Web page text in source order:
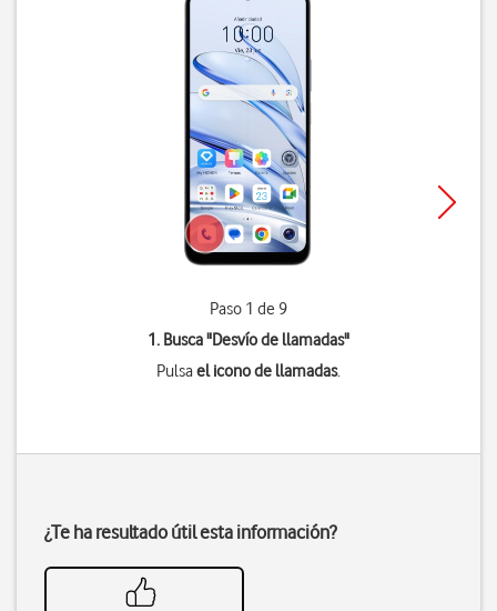
Paso 1 de 9
1. Busca "Desvío de llamadas"
Pulsael icono de llamadas.
¿Te ha resultado útil esta información?